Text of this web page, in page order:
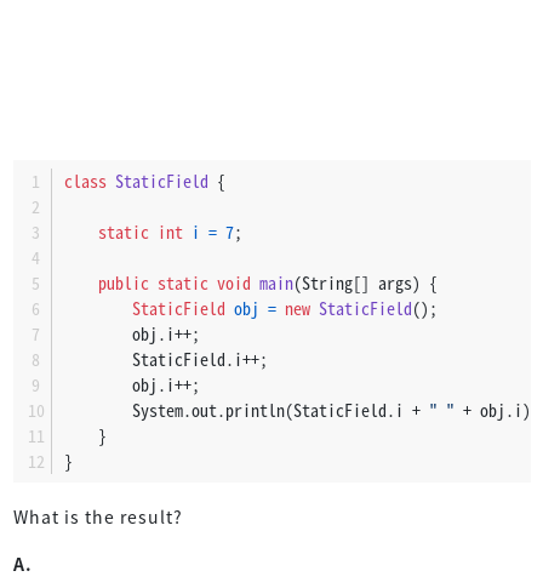
class StaticField {
static int i = 7;
public static void main(String[] args) {
StaticField obj = new StaticField();
        obj.i++;
        StaticField.i++;
        obj.i++;
        System.out.println(StaticField.i +
" " + obj.i);
    }
}
What is the result?
A.